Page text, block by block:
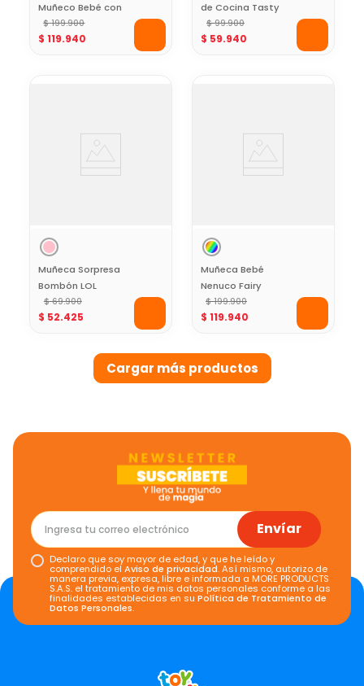
Muñeco Bebé con
Peluche 42 cm
$ 199.900
$ 119.940
de Cocina Tasty
$ 99.900
$ 59.940
Muñeca Sorpresa
Bombón LOL
Surprise Colección
Chicas
$ 69.900
$ 52.425
Muñeca Bebé
Nenuco Fairy
Pacifiers con Chupo
Mágico y
$ 199.900
$ 119.940
Envíar
Declaro que soy mayor de edad, y que he leído y
comprendido elAviso de privacidad. Así mismo, autorizo de
manera previa, expresa, libre e informada a MORE PRODUCTS
S.A.S. el tratamiento de mis datos personales conforme a las
finalidades establecidas en suPolítica de Tratamiento de
Datos Personales.